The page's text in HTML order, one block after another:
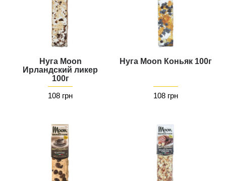
Нуга Moon
Ирландский ликер
100г
108 грн
Нуга Moon Коньяк 100г
108 грн